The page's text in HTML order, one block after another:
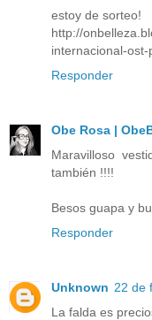
estoy de sorteo!
http://
internacional-
Responder
Obe Rosa |
Maravilloso
también !!!!
Besos guapa y
Responder
Unknown 22 de
La falda es